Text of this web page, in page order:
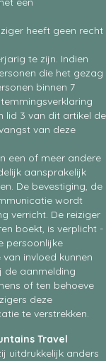
heeft geen recht
te zijn. Indien
die het gezag
binnen 7
lid 3 van dit artikel de
van deze
een of meer andere
aansprakelijk
De bevestiging, de
wordt
verricht. De reiziger
boekt, is verplicht -
persoonlijke
invloed kunnen
de aanmelding
of ten behoeve
deze
te verstrekken.
Travel
uitdrukkelijk anders